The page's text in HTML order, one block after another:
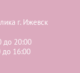
г. Ижевск
до 20:00
до 16:00